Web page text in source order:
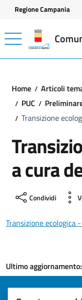
Vai ai contenuti
Vai al footer
Regione Campania
Home Articoli
PUC
Transizione
a cura
Condividi
Transizione ecologica
Ultimo aggiornamento: